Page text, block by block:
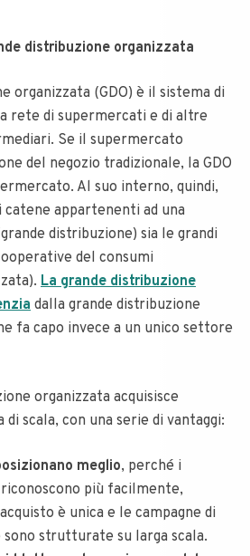
distribuzione organizzata
organizzata (GDO) è il sistema di
rete di supermercati e di altre
Se il supermercato
del negozio tradizionale, la GDO
Al suo interno, quindi,
appartenenti ad una
distribuzione) sia le grandi
del consumi
La grande distribuzione
dalla grande distribuzione
fa capo invece a un unico settore
organizzata acquisisce
scala, con una serie di vantaggi:
meglio, perché i
più facilmente,
è unica e le campagne di
sono strutturate su larga scala.